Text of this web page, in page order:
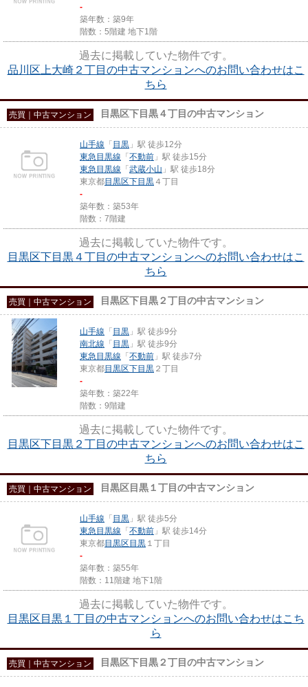
-
築年数：築9年
階数：5階建 地下1階
過去に掲載していた物件です。
品川区上大崎２丁目の中古マンションへのお問い合わせはこ
ちら
売買｜中古マンション 目黒区下目黒４丁目の中古マンション
山手線 「目黒 」駅 徒歩12分
東急目黒線 「不動前 」駅 徒歩15分
東急目黒線 「武蔵小山 」駅 徒歩18分
東京都目黒区下目黒 ４丁目
-
築年数：築53年
階数：7階建
過去に掲載していた物件です。
目黒区下目黒４丁目の中古マンションへのお問い合わせはこ
ちら
売買｜中古マンション 目黒区下目黒２丁目の中古マンション
山手線 「目黒 」駅 徒歩9分
南北線 「目黒 」駅 徒歩9分
東急目黒線 「不動前 」駅 徒歩7分
東京都目黒区下目黒 ２丁目
-
築年数：築22年
階数：9階建
過去に掲載していた物件です。
目黒区下目黒２丁目の中古マンションへのお問い合わせはこ
ちら
売買｜中古マンション 目黒区目黒１丁目の中古マンション
山手線 「目黒 」駅 徒歩5分
東急目黒線 「不動前 」駅 徒歩14分
東京都目黒区目黒 １丁目
-
築年数：築55年
階数：11階建 地下1階
過去に掲載していた物件です。
目黒区目黒１丁目の中古マンションへのお問い合わせはこち
ら
売買｜中古マンション 目黒区下目黒２丁目の中古マンション